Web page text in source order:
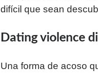
difícil que sean
Dating violence
Una forma de acoso